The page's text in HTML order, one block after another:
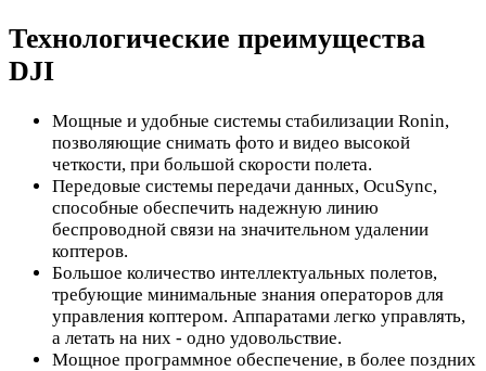
Технологические преимущества
DJI
Мощные и удобные системы стабилизации Ronin,
позволяющие снимать фото и видео высокой
четкости, при большой скорости полета.
Передовые системы передачи данных, OcuSync,
способные обеспечить надежную линию
беспроводной связи на значительном удалении
коптеров.
Большое количество интеллектуальных полетов,
требующие минимальные знания операторов для
управления коптером. Аппаратами легко управлять,
а летать на них - одно удовольствие.
Мощное программное обеспечение, в более поздних